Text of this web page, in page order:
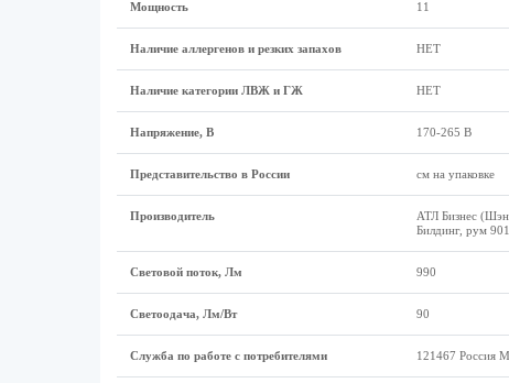
Мощность 11
Наличие аллергенов и резких запахов НЕТ
Наличие категории ЛВЖ и ГЖ НЕТ
Напряжение, В 170-265 В
Представительство в России см на упаковке
Производитель
АТЛ Бизнес
Билдинг, рум
Световой поток, Лм 990
Светоодача, Лм/Вт 90
Служба по работе с потребителями 121467 Россия